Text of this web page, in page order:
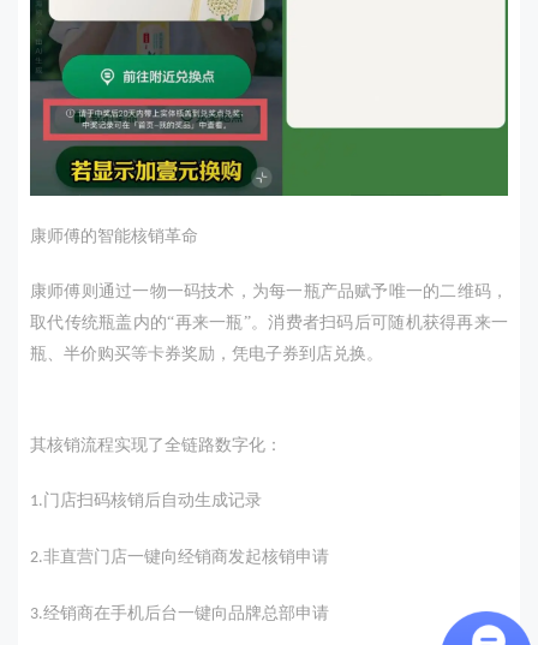
康师傅的智能核销革命
康师傅则通过一物一码技术，为每一瓶产品赋予唯一的二维码 ，
取代传统瓶盖内的“再来一瓶”。消费者扫码后可随机获得再来一
瓶、半价购买等卡券奖励，凭电子券到店兑换。
其核销流程实现了全链路数字化：
1.门店扫码核销后自动生成记录
2.非直营门店一键向经销商发起核销申请
3.经销商在手机后台一键向品牌总部申请